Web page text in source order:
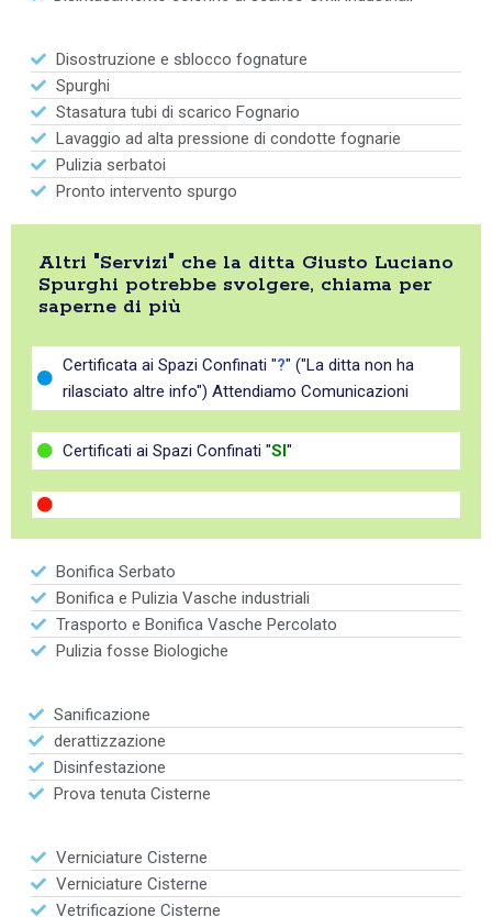
Disostruzione e sblocco fognature
Spurghi
Stasatura tubi di scarico Fognario
Lavaggio ad alta pressione di condotte fognarie
Pulizia serbatoi
Pronto intervento spurgo
Altri "Servizi" che la ditta Giusto Luciano
Spurghi potrebbe svolgere, chiama per
saperne di più
Certificata ai Spazi Confinati "?" ("La ditta non ha
rilasciato altre info") Attendiamo Comunicazioni
Certificati ai Spazi Confinati "SI "
Bonifica Serbato
Bonifica e Pulizia Vasche industriali
Trasporto e Bonifica Vasche Percolato
Pulizia fosse Biologiche
Sanificazione
derattizzazione
Disinfestazione
Prova tenuta Cisterne
Verniciature Cisterne
Verniciature Cisterne
Vetrificazione Cisterne